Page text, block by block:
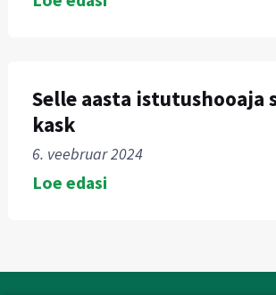
Selle aasta istutushooaja
kask
6. veebruar 2024
Loe edasi